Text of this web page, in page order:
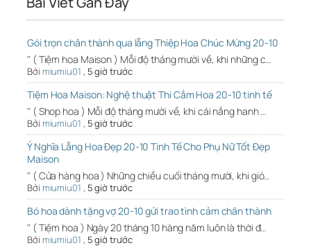
Gói trọn chân thành qua lẵng Thiệp Hoa Chúc Mừng 20-10
" ( Tiệm hoa Maison ) Mỗi độ tháng mười về, khi những c…
Bởi miumiu01 , 5 giờ trước
Tiệm Hoa Maison: Nghệ thuật Thi Cắm Hoa 20-10 tinh tế
" ( Shop hoa ) Mỗi độ tháng mười về, khi cái nắng hanh …
Bởi miumiu01 , 5 giờ trước
Ý Nghĩa Lẵng Hoa Đẹp 20-10 Tinh Tế Cho Phụ Nữ Tốt Đẹp
Maison
" ( Cửa hàng hoa ) Những chiều cuối tháng mười, khi gió…
Bởi miumiu01 , 5 giờ trước
Bó hoa dành tặng vợ 20-10 gửi trao tình cảm chân thành
" ( Tiệm hoa ) Ngày 20 tháng 10 hàng năm luôn là thời đ…
Bởi miumiu01 , 5 giờ trước